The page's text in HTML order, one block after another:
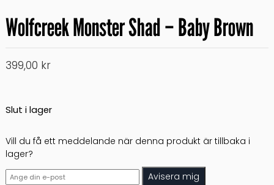
Wolfcreek Monster Shad – Baby Brown
399,00 kr
Slut i lager
Vill du få ett meddelande när denna produkt är tillbaka i
lager?
Avisera mig